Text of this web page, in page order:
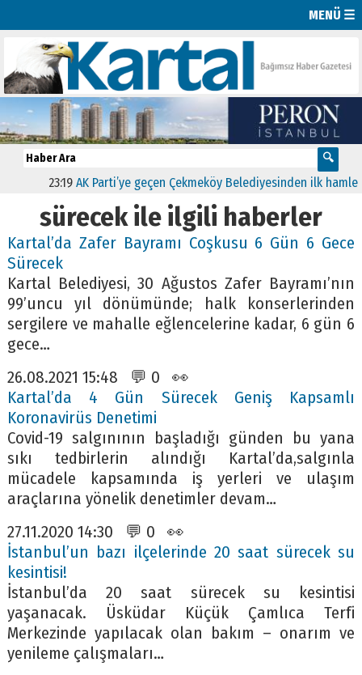
MENÜ ☰
23:19 AK Parti’ye geçen Çekmeköy Belediyesinden ilk hamle
sürecek ile ilgili haberler
Kartal’da Zafer Bayramı Coşkusu 6 Gün 6 Gece
Sürecek
Kartal Belediyesi, 30 Ağustos Zafer Bayramı’nın
99’uncu yıl dönümünde; halk konserlerinden
sergilere ve mahalle eğlencelerine kadar, 6 gün 6
gece…
26.08.2021 15:48 💬 0 👀
Kartal’da 4 Gün Sürecek Geniş Kapsamlı
Koronavirüs Denetimi
Covid-19 salgınının başladığı günden bu yana
sıkı tedbirlerin alındığı Kartal’da,salgınla
mücadele kapsamında iş yerleri ve ulaşım
araçlarına yönelik denetimler devam…
27.11.2020 14:30 💬 0 👀
İstanbul’un bazı ilçelerinde 20 saat sürecek su
kesintisi!
İstanbul’da 20 saat sürecek su kesintisi
yaşanacak. Üsküdar Küçük Çamlıca Terfi
Merkezinde yapılacak olan bakım – onarım ve
yenileme çalışmaları…